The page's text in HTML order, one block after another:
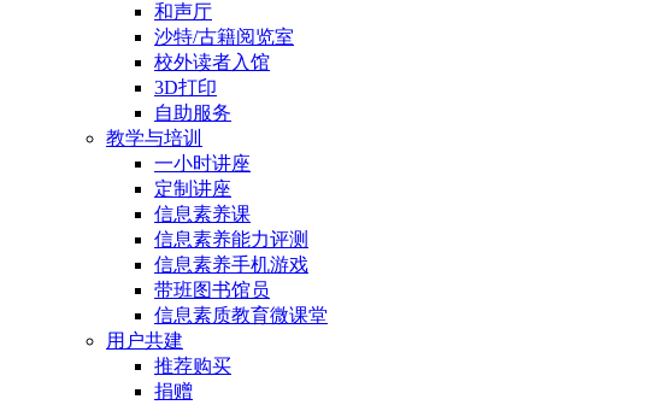
和声厅
沙特/古籍阅览室
校外读者入馆
3D打印
自助服务
教学与培训
一小时讲座
定制讲座
信息素养课
信息素养能力评测
信息素养手机游戏
带班图书馆员
信息素质教育微课堂
用户共建
推荐购买
捐赠